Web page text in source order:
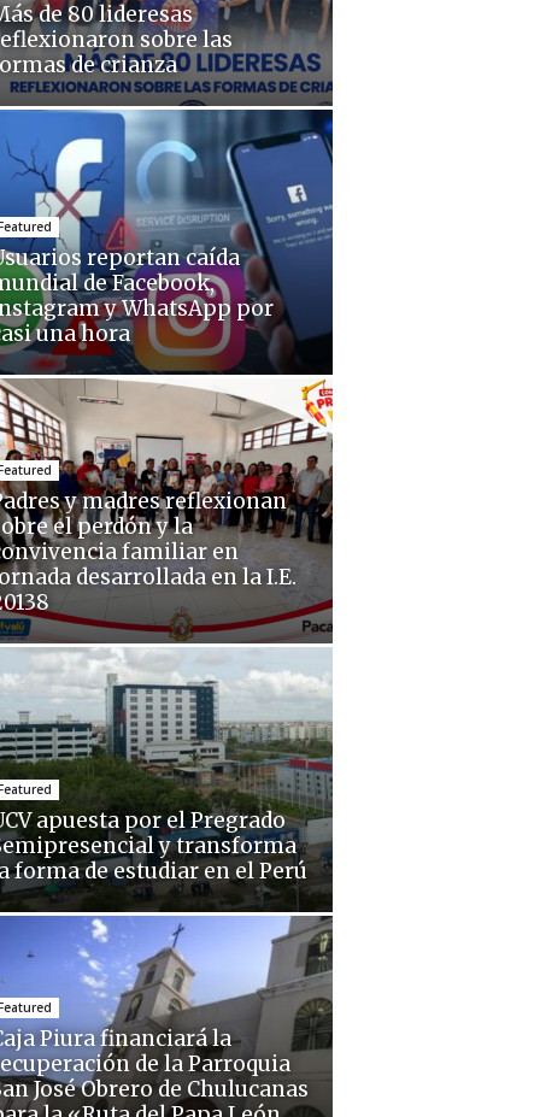
de 80 lideresas
sobre las
de crianza
reportan caída
de Facebook,
y WhatsApp por
una hora
y madres reflexionan
el perdón y la
familiar en
desarrollada en la I.E.
apuesta por el Pregrado
y transforma
forma de estudiar en el Perú
Piura financiará la
de la Parroquia
José Obrero de Chulucanas